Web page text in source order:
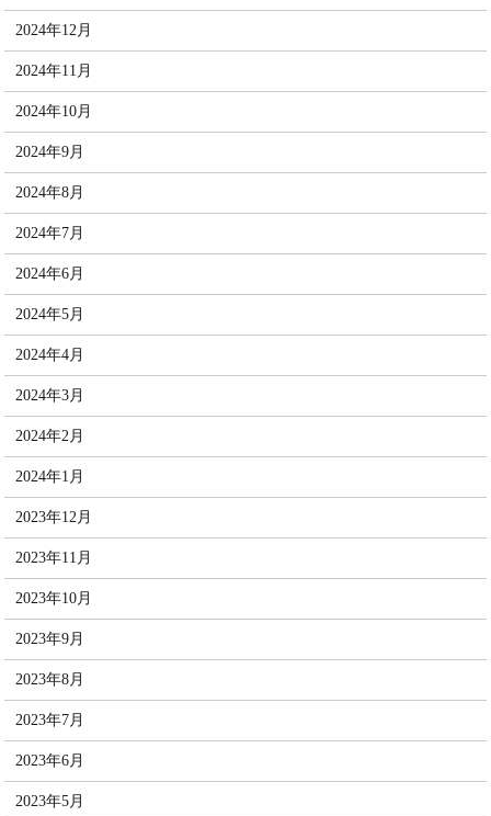
2024年12月
2024年11月
2024年10月
2024年9月
2024年8月
2024年7月
2024年6月
2024年5月
2024年4月
2024年3月
2024年2月
2024年1月
2023年12月
2023年11月
2023年10月
2023年9月
2023年8月
2023年7月
2023年6月
2023年5月